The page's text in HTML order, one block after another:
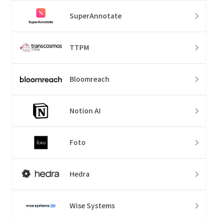
SuperAnnotate
TTPM
Bloomreach
Notion AI
Foto
Hedra
Wise Systems